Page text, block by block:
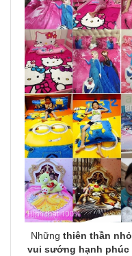
Những thiên thần nhỏ
vui sướng hạnh phúc